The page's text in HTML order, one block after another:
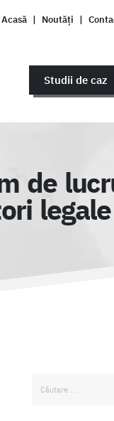
Acasă | Noutăți |
Studii de caz
de
legale